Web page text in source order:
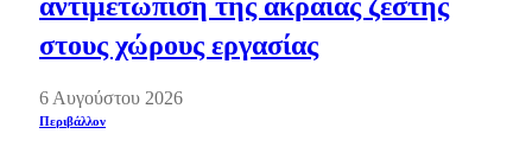
στους χώρους εργασίας
6 Αυγούστου 2026
Περιβάλλον